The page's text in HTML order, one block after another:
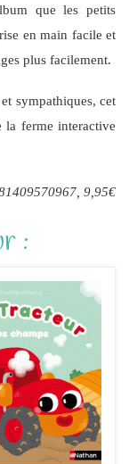
que les petits
en main facile et
plus facilement.
sympathiques, cet
la ferme interactive
9,95€
: